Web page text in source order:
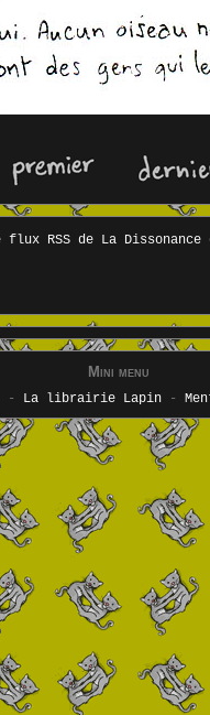
Mini menu
- La librairie Lapin-